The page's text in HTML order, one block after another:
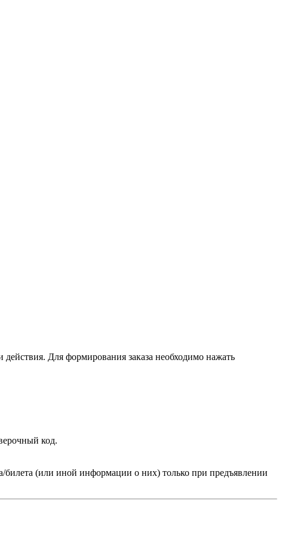
Для формирования заказа необходимо нажать
код.
билета (или иной информации о них) только при предъявлении